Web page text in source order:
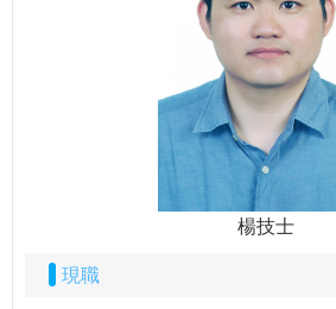
楊技士
現職